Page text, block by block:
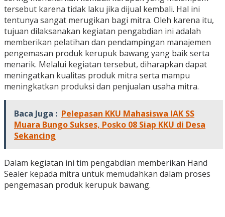
tersebut karena tidak laku jika dijual kembali. Hal ini
tentunya sangat merugikan bagi mitra. Oleh karena itu,
tujuan dilaksanakan kegiatan pengabdian ini adalah
memberikan pelatihan dan pendampingan manajemen
pengemasan produk kerupuk bawang yang baik serta
menarik. Melalui kegiatan tersebut, diharapkan dapat
meningatkan kualitas produk mitra serta mampu
meningkatkan produksi dan penjualan usaha mitra.
Baca Juga : Pelepasan KKU Mahasiswa IAK SS
Muara Bungo Sukses, Posko 08 Siap KKU di Desa
Sekancing
Dalam kegiatan ini tim pengabdian memberikan Hand
Sealer kepada mitra untuk memudahkan dalam proses
pengemasan produk kerupuk bawang.